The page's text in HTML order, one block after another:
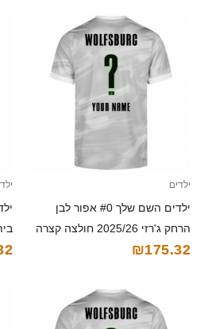
ילדים
ילדים השם שלך #0 אפור לבן
הרחק ג'רזי 2025/26 חולצה קצרה
₪175.32
ביתית